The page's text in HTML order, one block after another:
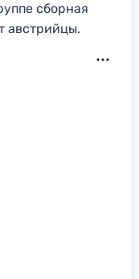
сборная
австрийцы.